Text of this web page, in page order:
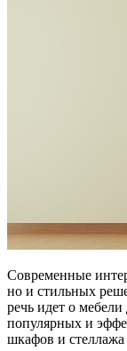
Современные
но и стильных
речь идет о
популярных и
шкафов и стеллажа